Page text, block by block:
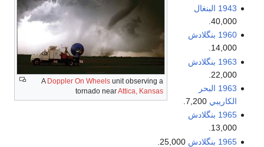
A Doppler On Wheels unit observing a
tornado nearAttica, Kansas
1943 البنغال
40,000.
1960 بنگلادش
14,000.
1963 بنگلادش
22,000.
1963 البحر
الكاريبي 7,200.
1965 بنگلادش
13,000.
1965 بنگلادش 25,000.